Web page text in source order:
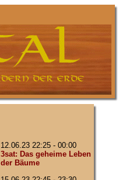
12.06.23 22:25 - 00:00
3sat: Das geheime Leben
der Bäume